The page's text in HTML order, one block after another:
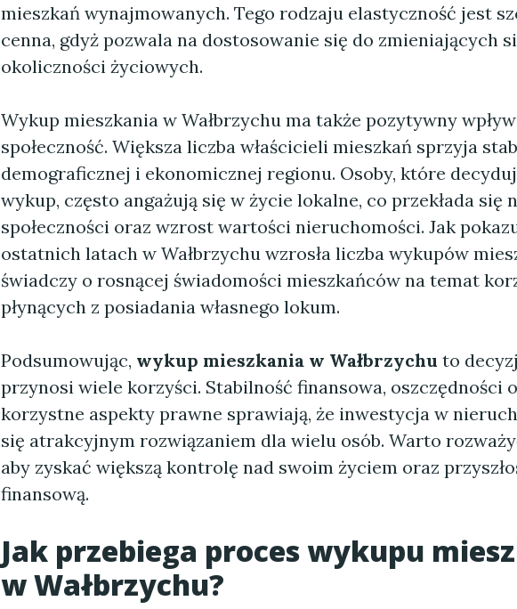
mieszkań wynajmowanych. Tego rodzaju elastyczność jest
cenna, gdyż pozwala na dostosowanie się do zmieniających
okoliczności życiowych.
Wykup mieszkania w Wałbrzychu ma także pozytywny
społeczność. Większa liczba właścicieli mieszkań sprzyja
demograficznej i ekonomicznej regionu. Osoby, które
wykup, często angażują się w życie lokalne, co przekłada się
społeczności oraz wzrost wartości nieruchomości. Jak
ostatnich latach w Wałbrzychu wzrosła liczba wykupów
świadczy o rosnącej świadomości mieszkańców na temat
płynących z posiadania własnego lokum.
Podsumowując, wykup mieszkania w Wałbrzychu to
przynosi wiele korzyści. Stabilność finansowa, oszczędności
korzystne aspekty prawne sprawiają, że inwestycja w
się atrakcyjnym rozwiązaniem dla wielu osób. Warto
aby zyskać większą kontrolę nad swoim życiem oraz
finansową.
Jak przebiega proces wykupu
w Wałbrzychu?